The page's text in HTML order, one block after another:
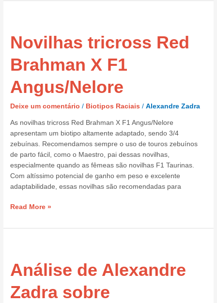
Novilhas tricross Red
Brahman X F1
Angus/Nelore
Deixe um comentário / Biotipos Raciais /Alexandre Zadra
As novilhas tricross Red Brahman X F1 Angus/Nelore
apresentam um biotipo altamente adaptado, sendo 3/4
zebuínas. Recomendamos sempre o uso de touros zebuínos
de parto fácil, como o Maestro, pai dessas novilhas,
especialmente quando as fêmeas são novilhas F1 Taurinas.
Com altíssimo potencial de ganho em peso e excelente
adaptabilidade, essas novilhas são recomendadas para
Red
Brahman
X
F1
Angus/Nelore
Read More »
Análise de Alexandre
Zadra sobre
Alexandre
Zadra
sobre
cruzamento